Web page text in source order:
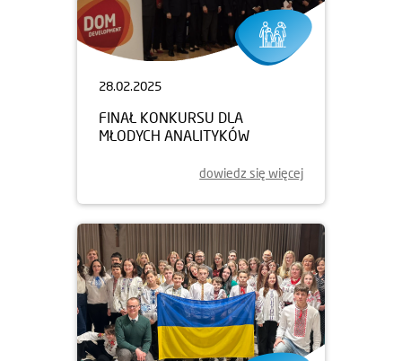
28.02.2025
FINAŁ KONKURSU DLA
MŁODYCH ANALITYKÓW
dowiedz się więcej